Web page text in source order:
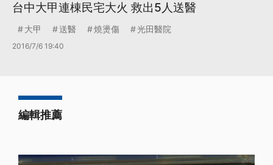
台中大甲連棟民宅大火 救出5人送醫
大甲 送醫 燒燙傷 光田醫院
2016/7/6 19:40
編輯推薦